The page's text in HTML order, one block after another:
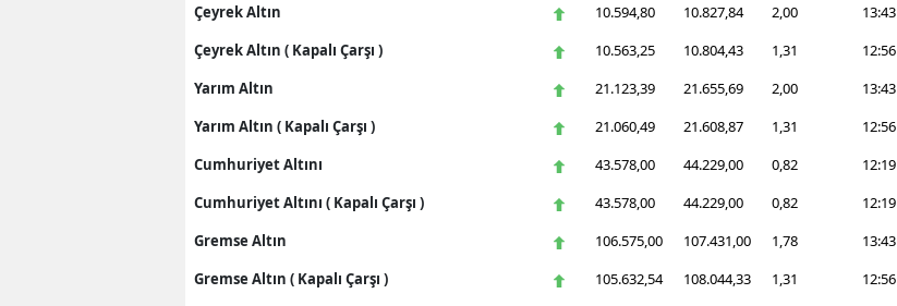
Çeyrek Altın
10.594,80 10.827,84 2,00
13:43
Çeyrek Altın ( Kapalı Çarşı )
10.563,25 10.804,43 1,31
12:56
Yarım Altın
21.123,39 21.655,69 2,00
13:43
Yarım Altın ( Kapalı Çarşı )
21.060,49 21.608,87 1,31
12:56
Cumhuriyet Altını
43.578,00 44.229,00 0,82
12:19
Cumhuriyet Altını ( Kapalı Çarşı )
43.578,00 44.229,00 0,82
12:19
Gremse Altın
106.575,00 107.431,00 1,78
13:43
Gremse Altın ( Kapalı Çarşı )
105.632,54 108.044,33 1,31
12:56